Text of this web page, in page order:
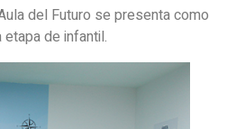
del Futuro se presenta como
de infantil.